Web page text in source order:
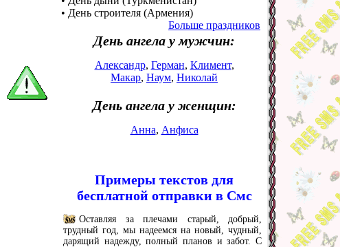
• День строителя (Армения)
Больше праздников
День ангела у мужчин:
Александр, Герман, Климент,
Макар, Наум, Николай
День ангела у женщин:
Анна, Анфиса
Примеры текстов для
бесплатной отправки в Смс
Оставляя за плечами старый, добрый,
трудный год, мы надеемся на новый, чудный,
дарящий надежду, полный планов и забот. С